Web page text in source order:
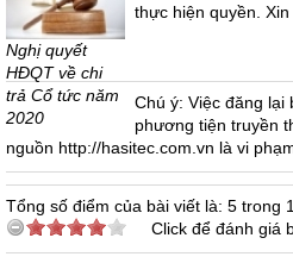
Nghị quyết
HĐQT về chi
trả Cổ tức năm
2020
thực hiện quyền.
Chú ý: Việc đăng lại
phương tiện truyền
nguồn http://hasitec.com.vn là vi
Tổng số điểm của bài viết là: 5 trong
Click để đánh giá